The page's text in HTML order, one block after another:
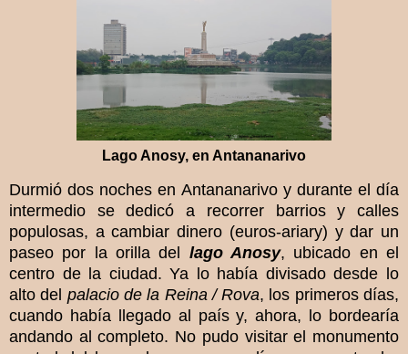
Lago Anosy, en Antananarivo
Durmió dos noches en Antananarivo y durante el día
intermedio se dedicó a recorrer barrios y calles
populosas, a cambiar dinero (euros-ariary) y dar un
paseo por la orilla del lago Anosy, ubicado en el
centro de la ciudad. Ya lo había divisado desde lo
alto del palacio de la Reina / Rova, los primeros días,
cuando había llegado al país y, ahora, lo bordearía
andando al completo. No pudo visitar el monumento